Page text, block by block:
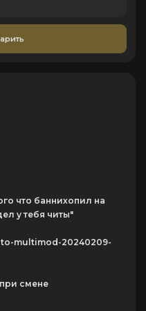
что баннихопил на
у тебя читы"
multimod-20240209-
смене